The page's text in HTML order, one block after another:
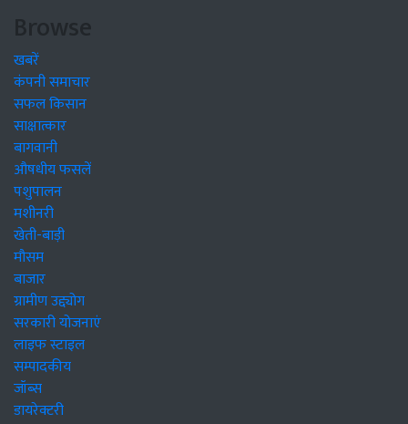
Browse
खबरें
कंपनी समाचार
सफल किसान
साक्षात्कार
बागवानी
औषधीय फसलें
पशुपालन
मशीनरी
खेती-बाड़ी
मौसम
बाजार
ग्रामीण उद्द्योग
सरकारी योजनाएं
लाइफ स्टाइल
सम्पादकीय
जॉब्स
डायरेक्टरी